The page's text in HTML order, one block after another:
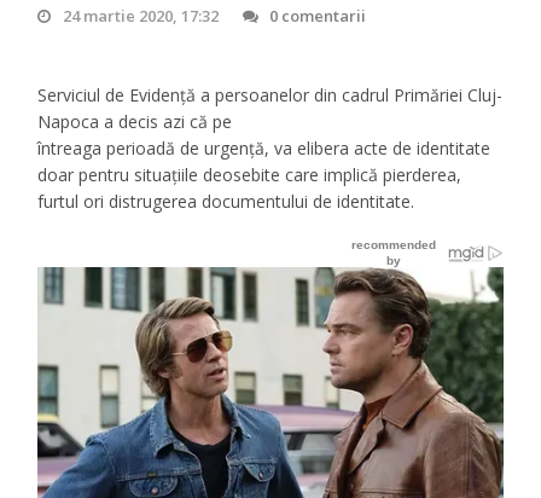
24 martie 2020, 17:32 0 comentarii
Serviciul de Evidență a persoanelor din cadrul Primăriei Cluj-
Napoca a decis azi că pe
întreaga perioadă de urgență, va elibera acte de identitate
doar pentru situațiile deosebite care implică pierderea,
furtul ori distrugerea documentului de identitate.